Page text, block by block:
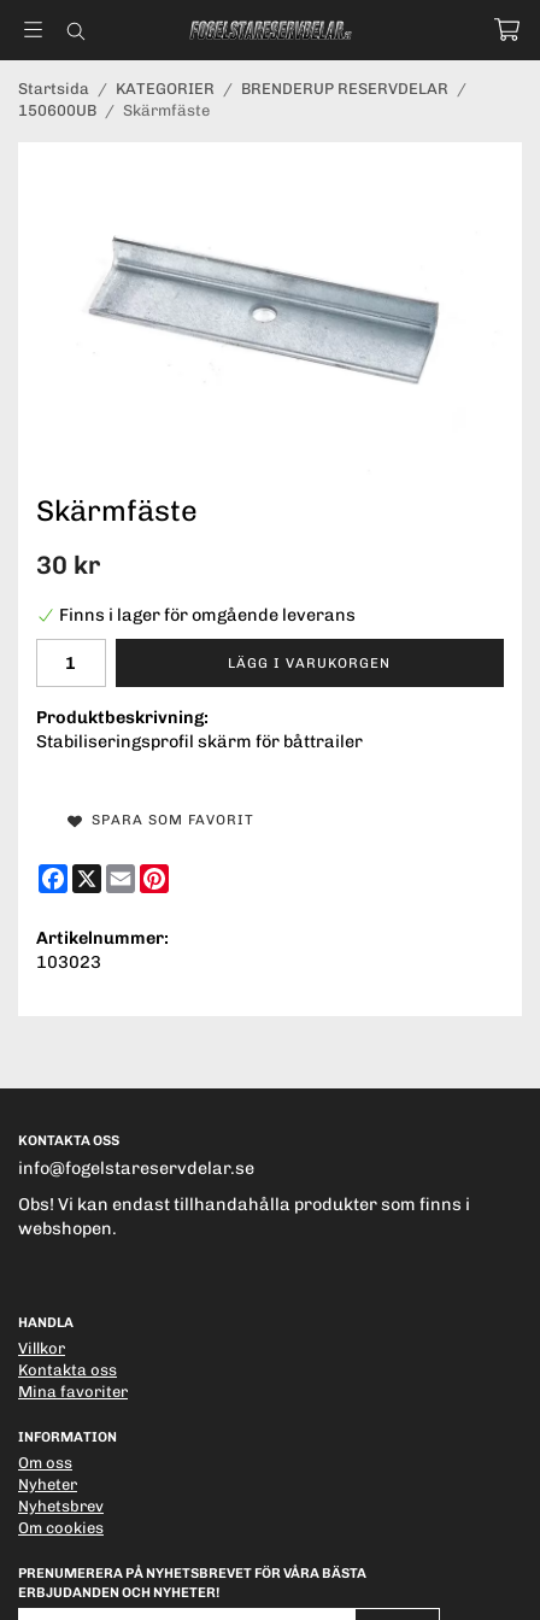
Startsida / KATEGORIER / BRENDERUP RESERVDELAR /
150600UB / Skärmfäste
Skärmfäste
30 kr
Finns i lager för omgående leverans
LÄGG I VARUKORGEN
Produktbeskrivning:
Stabiliseringsprofil skärm för båttrailer
SPARA SOM FAVORIT
Facebook
X Email
Artikelnummer:
103023
KONTAKTA OSS
info@fogelstareservdelar.se
Obs! Vi kan endast tillhandahålla produkter som finns i
webshopen.
HANDLA
Villkor
Kontakta oss
Mina favoriter
INFORMATION
Om oss
Nyheter
Nyhetsbrev
Om cookies
PRENUMERERA PÅ NYHETSBREVET FÖR VÅRA BÄSTA
ERBJUDANDEN OCH NYHETER!